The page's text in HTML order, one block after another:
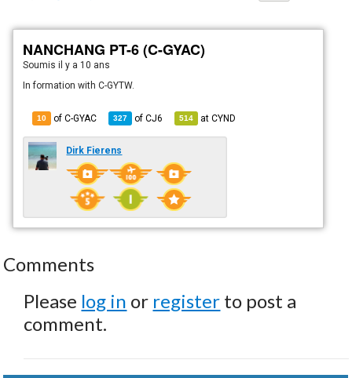
NANCHANG PT-6 (C-GYAC)
Soumisil y a 10 ans
In formation with C-GYTW.
10 of C-GYAC 327 ofCJ6 514 atCYND
Dirk Fierens
Comments
Please log in or register to post a
comment.